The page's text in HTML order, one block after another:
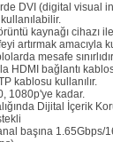
DVI (digital visual
kaynağı cihazı
artırmak amacıyla
mesafe
HDMI bağlantı
kablosu kullanılır.
1080p'ye kadar.
Dijital İçerik
başına 1.65Gbps/